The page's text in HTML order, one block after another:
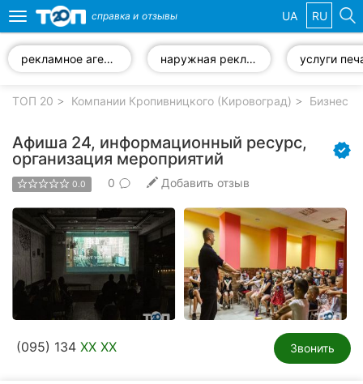
компании
Популярные
рубрики:
Стоматологии
Частные
клиники
Ветеринарные
Toggle
navigation
справка и отзывы UA RU
рекламное агентство наружная реклама услуги
ТОП 20 Компании Кропивницкого (Кировоград) Бизнес
Афиша 24, информационный ресурс,
организация мероприятий
0.0 0 Добавить отзыв
(095) 134 XX XX Звонить